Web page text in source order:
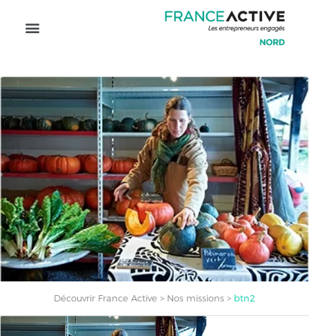
Découvrir France Active > Nos missions > btn2